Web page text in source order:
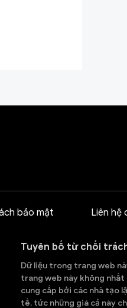
bảo mật Liên hệ
Tuyên bố từ chối
Dữ liệu trong trang web
trang web này không
cung cấp bởi các nhà tạo
tế, tức những giá cả này